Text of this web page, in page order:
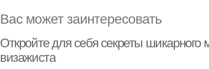
Вас может заинтересовать
Откройте для себя секреты
визажиста